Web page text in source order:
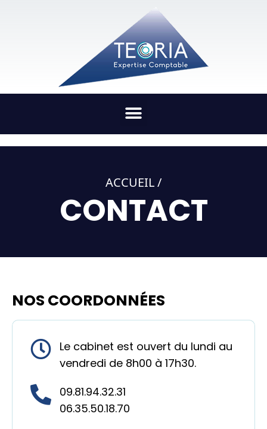
ACCUEIL /
CONTACT
NOS COORDONNÉES
Le cabinet est ouvert du lundi au
vendredi de 8h00 à 17h30.
09.81.94.32.31
06.35.50.18.70